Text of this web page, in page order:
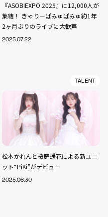
『ASOBIEXPO 2025』に12,000人が
集結！ きゃりーぱみゅぱみゅ約1年
2ヶ月ぶりのライブに大歓声
2025.07.22
TALENT
松本かれんと桜庭遥花による新ユニ
ット“PiKi”がデビュー
2025.06.30